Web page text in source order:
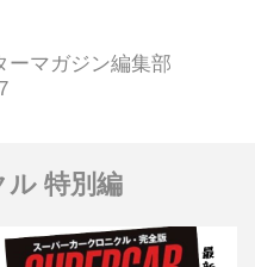
クレーンエディション
）」を設定。同日
され、2022年第一四半
ーマガジン編集部
ル 特別編